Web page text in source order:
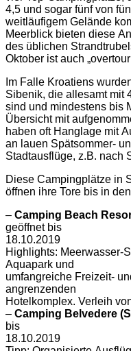
4,5 und sogar fünf von
weitläufigem Gelände
Meerblick bieten diese
des üblichen
Oktober ist auch
Im Falle Kroatiens
Sibenik, die allesamt mit
sind und mindestens bis
Übersicht mit
haben oft Hanglage mit
an lauen Spätsommer-
Stadtausflüge, z.B. nach
Diese Campingplätze in
öffnen ihre Tore bis in
– Camping Beach
geöffnet bis
18.10.2019
Highlights: Meerwasser-
Aquapark und
umfangreiche Freizeit-
angrenzenden
Hotelkomplex. Verleih
– Camping Belvedere
bis
18.10.2019